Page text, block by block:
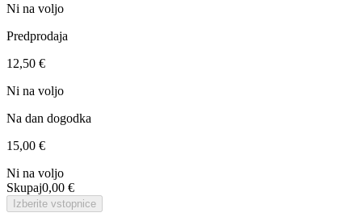
Ni na voljo
Predprodaja
12,50 €
Ni na voljo
Na dan dogodka
15,00 €
Ni na voljo
Skupaj0,00 €
Izberite vstopnice